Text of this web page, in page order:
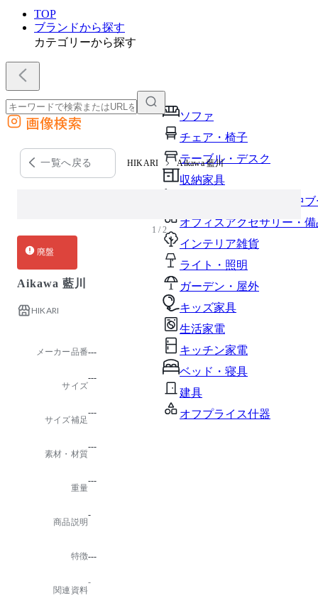
TOP
ブランドから探す
カテゴリーから探す
ソファ
チェア・椅子
テーブル・デスク
収納家具
パーソナルブース・集中
オフィスアクセサリー・備
インテリア雑貨
ライト・照明
ガーデン・屋外
キッズ家具
生活家電
キッチン家電
ベッド・寝具
建具
オフプライス什器
外部サイトの商品をカートに追加
他のサイトで見つけた商品ページのURLを貼り付けて、カートに追加できます
画像検索
一覧へ戻る HIKARI Aikawa 藍川
1 / 2
廃盤
Aikawa 藍川
HIKARI
メーカー品番---
サイズ
---
サイズ補足
---
素材・材質
---
重量
---
商品説明
-
特徴---
関連資料
-